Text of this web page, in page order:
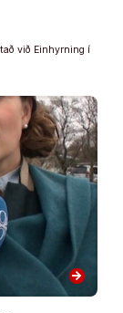
við Einhyrning í
arrow_forward